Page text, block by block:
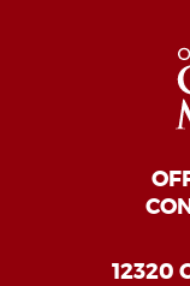
12320